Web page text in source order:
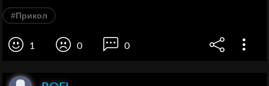
#Прикол
1 0 0